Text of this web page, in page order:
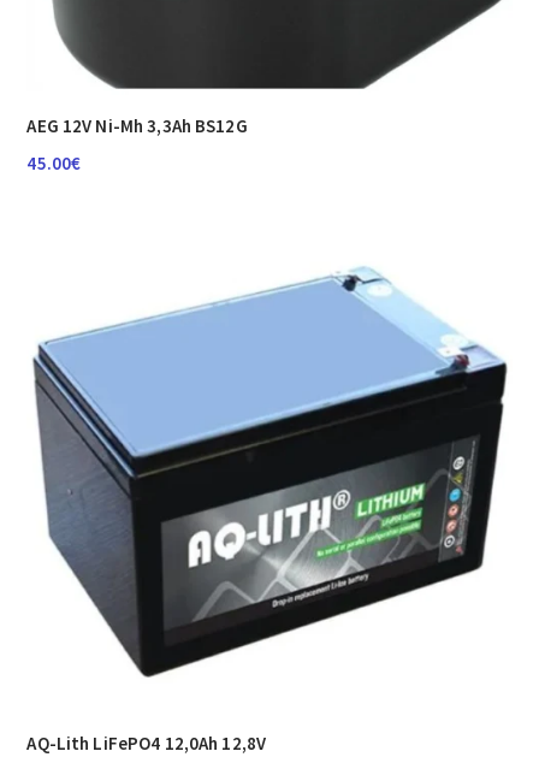
AEG 12V Ni-Mh 3,3Ah BS12G
45.00€
AQ-Lith LiFePO4 12,0Ah 12,8V